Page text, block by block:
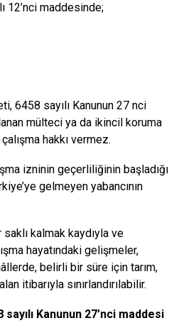
12’nci maddesinde;
6458 sayılı Kanunun 27 nci
mülteci ya da ikincil koruma
hakkı vermez.
izninin geçerliliğinin başladığı
gelmeyen yabancının
kalmak kaydıyla ve
hayatındaki gelişmeler,
belirli bir süre için tarım,
itibarıyla sınırlandırılabilir.
Kanunun 27’nci maddesi